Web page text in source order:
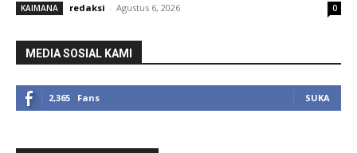
KAIMANA redaksi - Agustus 6, 2026 0
MEDIA SOSIAL KAMI
2,365 Fans SUKA